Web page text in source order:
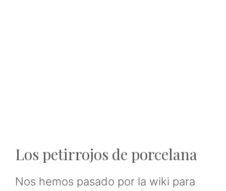
Los petirrojos de porcelana
Nos hemos pasado por la wiki para